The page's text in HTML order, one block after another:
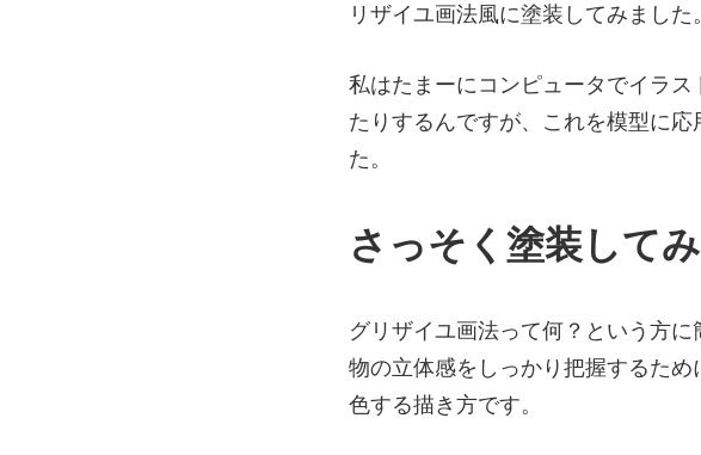
リザイユ画法風に塗装してみました。
私はたまーにコンピュータでイラ
たりするんですが、これを模型に
た。
さっそく塗装して
グリザイユ画法って何？という方
物の立体感をしっかり把握するた
色する描き方です。